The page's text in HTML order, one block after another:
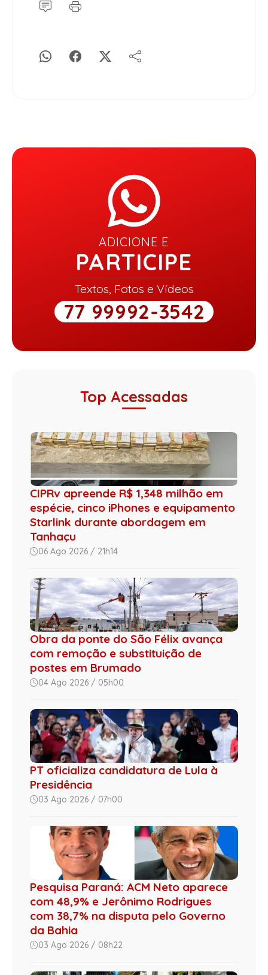
ADICIONE E
PARTICIPE
Textos, Fotos e Vídeos
77 99992-3542
Top Acessadas
CIPRv apreende R$ 1,348 milhão em
espécie, cinco iPhones e equipamento
Starlink durante abordagem em
Tanhaçu
06 Ago 2026 / 21h14
Obra da ponte do São Félix avança
com remoção e substituição de
postes em Brumado
04 Ago 2026 / 05h00
PT oficializa candidatura de Lula à
Presidência
03 Ago 2026 / 07h00
Pesquisa Paraná: ACM Neto aparece
com 48,9% e Jerônimo Rodrigues
com 38,7% na disputa pelo Governo
da Bahia
03 Ago 2026 / 08h22